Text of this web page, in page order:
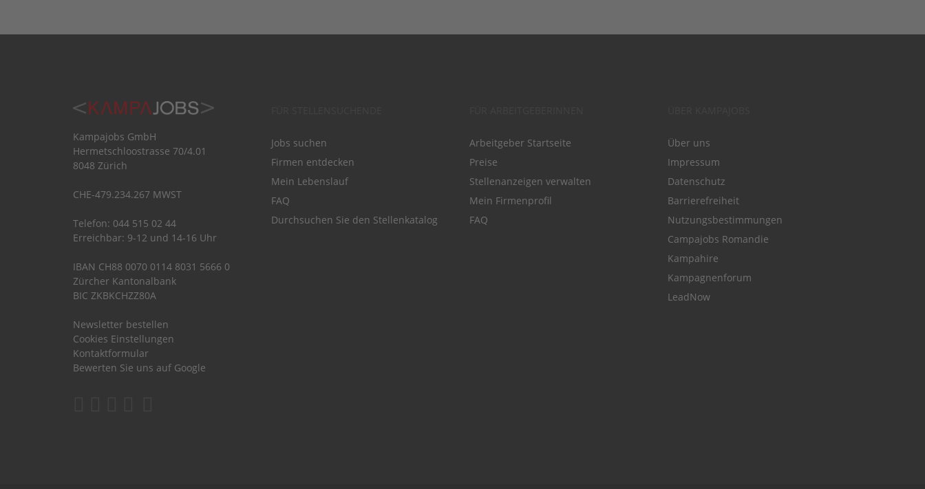
Kampajobs GmbH
Hermetschloostrasse 70/4.01
8048 Zürich
CHE-479.234.267 MWST
Telefon: 044 515 02 44
Erreichbar: 9-12 und 14-16 Uhr
IBAN CH88 0070 0114 8031 5666 0
Zürcher Kantonalbank
BIC ZKBKCHZZ80A
Newsletter bestellen
Cookies Einstellungen
Kontaktformular
Bewerten Sie uns auf Google
Jobs suchen
Firmen entdecken
Mein Lebenslauf
FAQ
Durchsuchen Sie den Stellenkatalog
Arbeitgeber Startseite
Preise
Stellenanzeigen verwalten
Mein Firmenprofil
FAQ
Über uns
Impressum
Datenschutz
Barrierefreiheit
Nutzungsbestimmungen
Campajobs Romandie
Kampahire
Kampagnenforum
LeadNow